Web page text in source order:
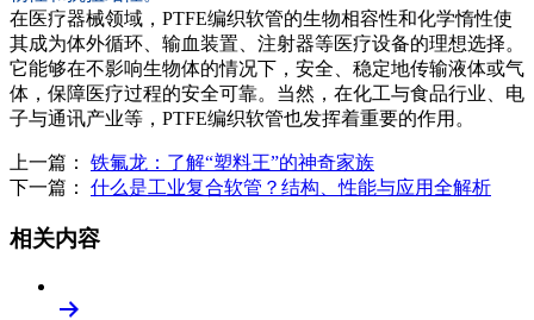
在医疗器械领域，PTFE编织软管的生物相容性和化学惰性使
其成为体外循环、输血装置、注射器等医疗设备的理想选择。
它能够在不影响生物体的情况下，安全、稳定地传输液体或气
体，保障医疗过程的安全可靠。当然，在化工与食品行业、电
子与通讯产业等，PTFE编织软管也发挥着重要的作用。
上一篇： 铁氟龙：了解“塑料王”的神奇家族
下一篇： 什么是工业复合软管？结构、性能与应用全解析
相关内容